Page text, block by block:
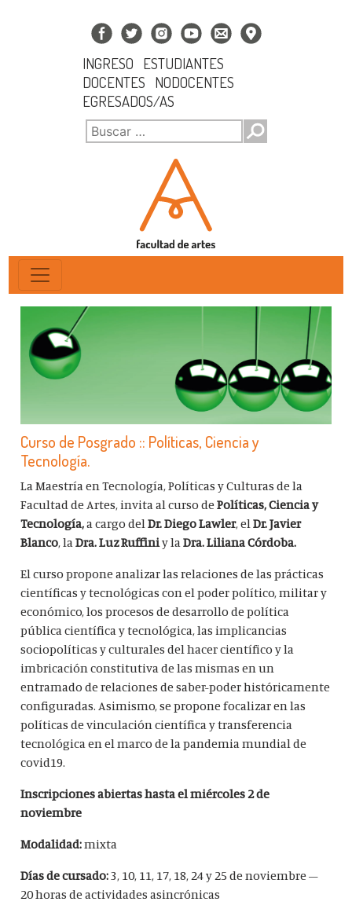
INGRESO
ESTUDIANTES
DOCENTES
NODOCENTES
EGRESADOS/AS
Curso de Posgrado :: Políticas, Ciencia y
Tecnología.
La Maestría en Tecnología, Políticas y Culturas de la
Facultad de Artes, invita al curso dePolíticas, Ciencia y
Tecnología,a cargo delDr. Diego Lawler, elDr. Javier
Blanco, laDra. Luz Ruffiniy laDra. Liliana Córdoba.
El curso propone analizar las relaciones de las prácticas
científicas y tecnológicas con el poder político, militar y
económico, los procesos de desarrollo de política
pública científica y tecnológica, las implicancias
sociopolíticas y culturales del hacer científico y la
imbricación constitutiva de las mismas en un
entramado de relaciones de saber-poder históricamente
configuradas. Asimismo, se propone focalizar en las
políticas de vinculación científica y transferencia
tecnológica en el marco de la pandemia mundial de
covid19.
Inscripciones abiertas hasta el miércoles 2 de
noviembre
Modalidad:mixta
Días de cursado:3, 10, 11, 17, 18, 24 y 25 de noviembre –
20 horas de actividades asincrónicas